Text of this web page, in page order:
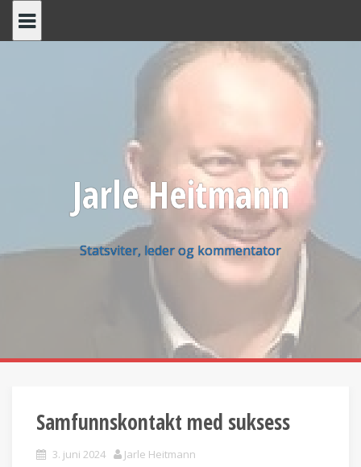
Jarle Heitmann
Statsviter, leder og kommentator
Samfunnskontakt med suksess
3. juni 2024 Jarle Heitmann